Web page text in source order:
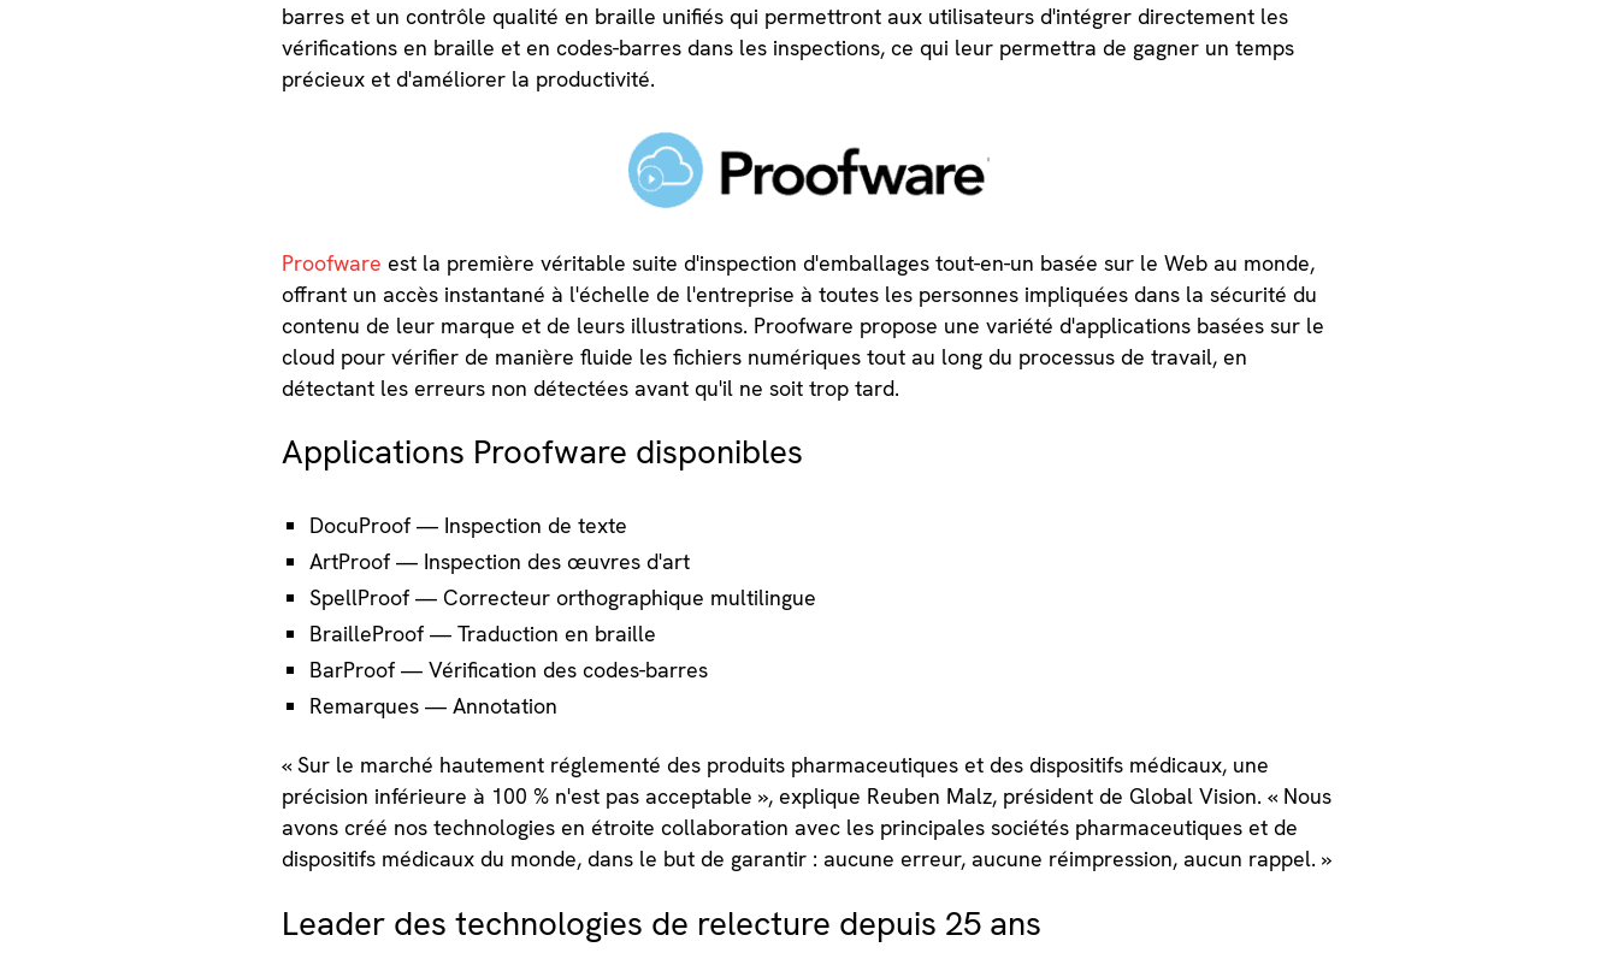
barres et un contrôle qualité en braille unifiés qui permettront aux utilisateurs d'intégrer directement les
vérifications en braille et en codes-barres dans les inspections, ce qui leur permettra de gagner un temps
précieux et d'améliorer la productivité.
Proofware est la première véritable suite d'inspection d'emballages tout-en-un basée sur le Web au monde,
offrant un accès instantané à l'échelle de l'entreprise à toutes les personnes impliquées dans la sécurité du
contenu de leur marque et de leurs illustrations. Proofware propose une variété d'applications basées sur le
cloud pour vérifier de manière fluide les fichiers numériques tout au long du processus de travail, en
détectant les erreurs non détectées avant qu'il ne soit trop tard.
Applications Proofware disponibles
DocuProof — Inspection de texte
ArtProof — Inspection des œuvres d'art
SpellProof — Correcteur orthographique multilingue
BrailleProof — Traduction en braille
BarProof — Vérification des codes-barres
Remarques — Annotation
« Sur le marché hautement réglementé des produits pharmaceutiques et des dispositifs médicaux, une
précision inférieure à 100 % n'est pas acceptable », explique Reuben Malz, président de Global Vision. « Nous
avons créé nos technologies en étroite collaboration avec les principales sociétés pharmaceutiques et de
dispositifs médicaux du monde, dans le but de garantir : aucune erreur, aucune réimpression, aucun rappel. »
Leader des technologies de relecture depuis 25 ans